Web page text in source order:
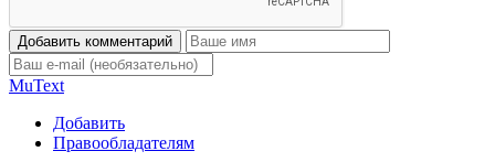
Добавить комментарий
MuText
Добавить
Правообладателям